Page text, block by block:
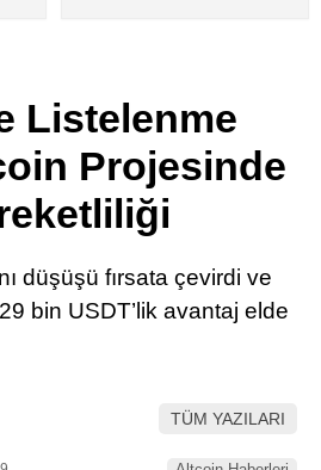
Youtube
TikTok
Pinterest
LinkedIn
Listelenme
Projesinde
düşüşü fırsata çevirdi ve
bin USDT’lik avantaj elde
TÜM YAZILARI